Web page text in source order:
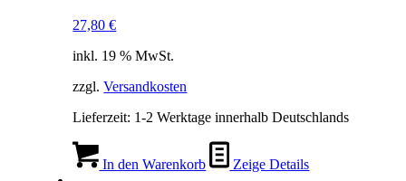
27,80€
inkl. 19 % MwSt.
zzgl.Versandkosten
Lieferzeit: 1-2 Werktage innerhalb Deutschlands
In den Warenkorb Zeige Details